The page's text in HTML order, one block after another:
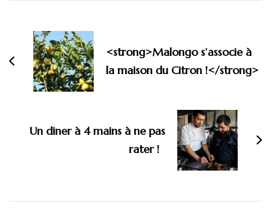
d'article
<strong>Malongo s’associe à
la maison du Citron !</strong>
Un diner à 4 mains à ne pas
rater !